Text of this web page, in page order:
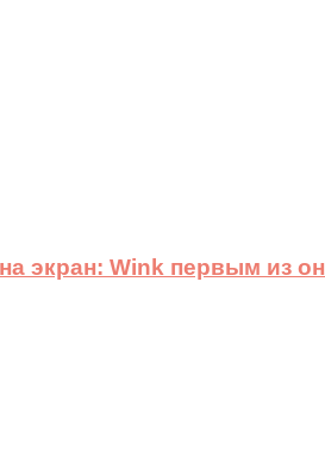
экран: Wink первым из